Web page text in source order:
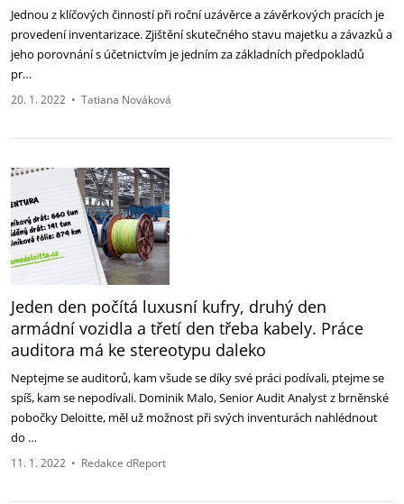
Jednou z klíčových činností při roční uzávěrce a závěrkových pracích je
provedení inventarizace. Zjištění skutečného stavu majetku a závazků a
jeho porovnání s účetnictvím je jedním za základních předpokladů
pr…
20. 1. 2022 • Tatiana Nováková
Jeden den počítá luxusní kufry, druhý den
armádní vozidla a třetí den třeba kabely. Práce
auditora má ke stereotypu daleko
Neptejme se auditorů, kam všude se díky své práci podívali, ptejme se
spíš, kam se nepodívali. Dominik Malo, Senior Audit Analyst z brněnské
pobočky Deloitte, měl už možnost při svých inventurách nahlédnout
do …
11. 1. 2022 • Redakce dReport